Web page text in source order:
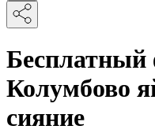
Бесплатный
Колумбово
сияние